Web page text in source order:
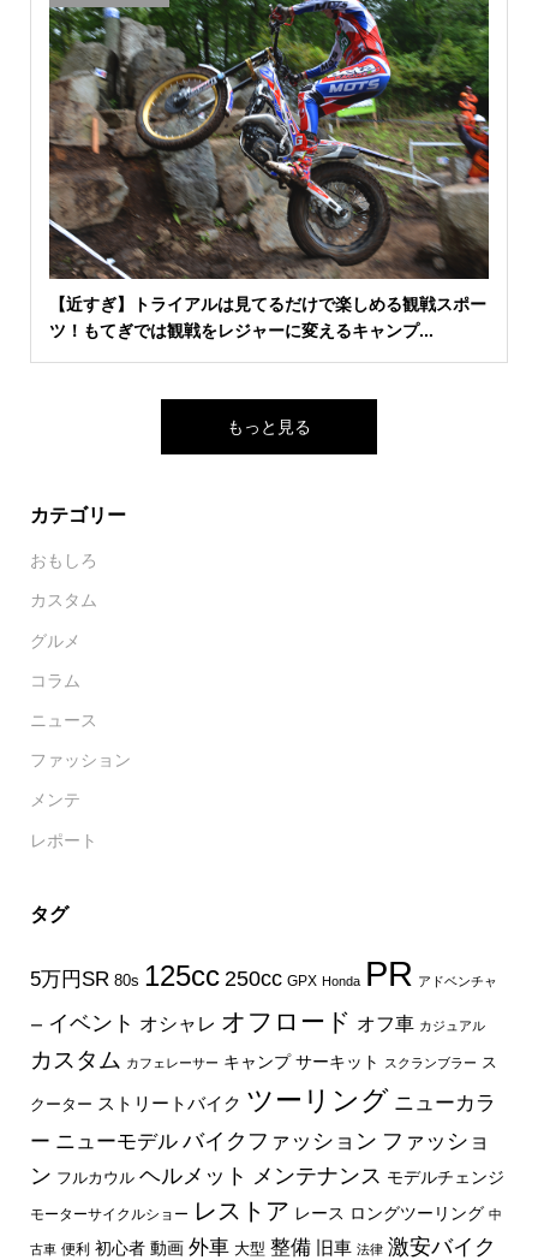
【近すぎ】トライアルは見てるだけで楽しめる観戦スポー
ツ！もてぎでは観戦をレジャーに変えるキャンプ...
もっと見る
カテゴリー
おもしろ
カスタム
グルメ
コラム
ニュース
ファッション
メンテ
レポート
タグ
5万円SR 80s 125cc 250cc GPX Honda PR アドベンチャ
ー イベント オシャレ オフロード オフ車 カジュアル
カスタム カフェレーサー キャンプ サーキット スクランブラー ス
クーター ストリートバイク ツーリング ニューカラ
ー ニューモデル バイクファッション ファッショ
ン フルカウル ヘルメット メンテナンス モデルチェンジ
モーターサイクルショー レストア レース ロングツーリング 中
古車 便利 初心者 動画 外車 大型 整備 旧車 法律 激安バイク